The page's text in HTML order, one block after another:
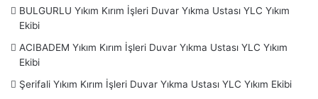
Cihangir –Büyükçekmece– Çatalca –Çekmeköy–
Taşdelen –Esenler – Esenyurt – Eyüpsultan –Fatih–
– Güngören– Haznedar – Tozkoparan –Kadıköy–
BULGURLU Yıkım Kırım İşleri Duvar Yıkma Ustası YLC Yıkım
Ekibi
ACIBADEM Yıkım Kırım İşleri Duvar Yıkma Ustası YLC Yıkım
Ekibi
Şerifali Yıkım Kırım İşleri Duvar Yıkma Ustası YLC Yıkım Ekibi